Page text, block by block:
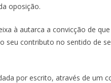
oposição.
à autarca a convicção de
seu contributo no sentido de
por escrito, através de um